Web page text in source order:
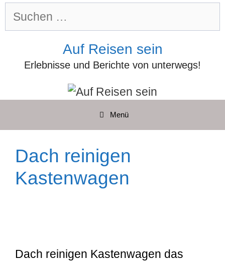
Zum
Inhalt
Suchen
Auf Reisen sein
Erlebnisse und Berichte von unterwegs!
Menü
Dach reinigen
Kastenwagen
Dach reinigen Kastenwagen das